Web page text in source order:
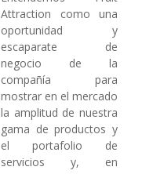
Attraction como una
oportunidad y
escaparate de
negocio de la
compañía para
mostrar en el mercado
la amplitud de nuestra
gama de productos y
el portafolio de
servicios y, en